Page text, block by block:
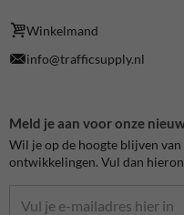
Winkelmand
info@trafficsupply.nl
Meld je aan voor onze
Wil je op de hoogte blijven
ontwikkelingen. Vul dan